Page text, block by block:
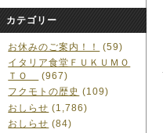
カテゴリー
お休みのご案内！！
(59)
イタリア食堂ＦＵＫＵＭＯ
ＴＯ
(967)
フクモトの歴史 (109)
おしらせ (1,786)
おしらせ (84)